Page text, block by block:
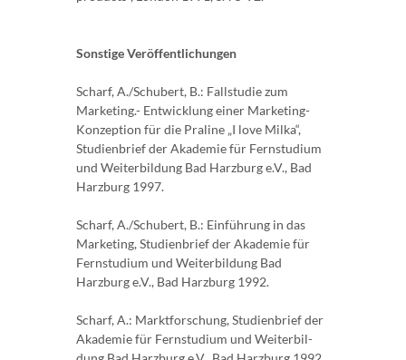
Sonstige Veröffentlichungen
Scharf, A./Schubert, B.: Fallstudie zum
Marketing.- Entwicklung einer Marketing-
Konzeption für die Praline „I love Milka“,
Studienbrief der Akademie für Fernstudium
und Weiterbil­dung Bad Harzburg e.V., Bad
Harzburg 1997.
Scharf, A./Schubert, B.: Einführung in das
Marketing, Studienbrief der Akademie für
Fernstu­dium und Weiterbildung Bad
Harzburg e.V., Bad Harzburg 1992.
Scharf, A.: Marktforschung, Studienbrief der
Akademie für Fernstudium und Weiterbil­